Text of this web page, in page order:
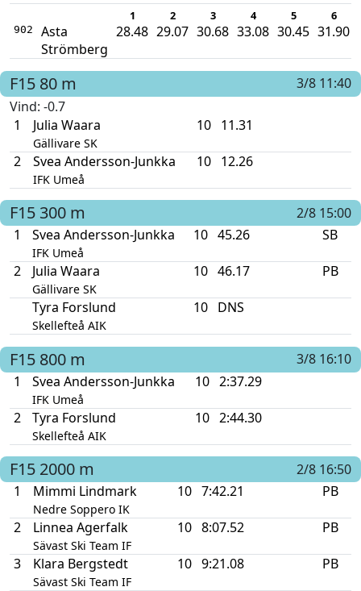
1 2 3 4 5 6
902
Asta
Strömberg
28.48 29.07 30.68 33.08 30.45 31.90
F15 80 m
3/8 11:40
Vind: -0.7
1
Julia Waara
Gällivare SK
10 11.31
2 Svea Andersson-Junkka
IFK Umeå
10 12.26
F15 300 m
2/8 15:00
1
Svea Andersson-Junkka
IFK Umeå
10 45.26 SB
2 Julia Waara
Gällivare SK
10 46.17 PB
Tyra Forslund
Skellefteå AIK
10 DNS
F15 800 m
3/8 16:10
1
Svea Andersson-Junkka
IFK Umeå
10 2:37.29
2 Tyra Forslund
Skellefteå AIK
10 2:44.30
F15 2000 m
2/8 16:50
1
Mimmi Lindmark
Nedre Soppero IK
10 7:42.21 PB
2 Linnea Agerfalk
Sävast Ski Team IF
10 8:07.52 PB
3 Klara Bergstedt
Sävast Ski Team IF
10 9:21.08 PB